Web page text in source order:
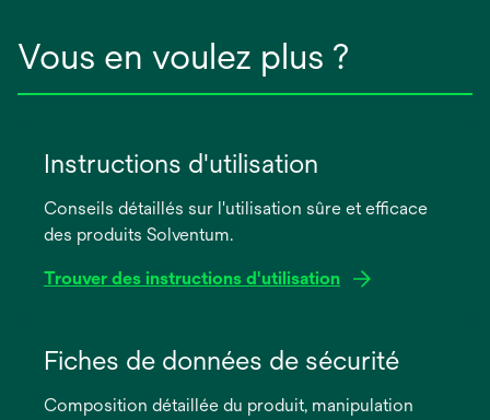
Vous en voulez plus ?
Instructions d'utilisation
Conseils détaillés sur l'utilisation sûre et efficace
des produits Solventum.
Trouver des instructions d'utilisation
dans
nouvel
Fiches de données de sécurité
Composition détaillée du produit, manipulation